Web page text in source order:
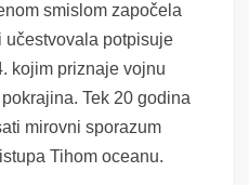
smislom započela
učestvovala potpisuje
kojim priznaje vojnu
Tek 20 godina
mirovni sporazum
Tihom oceanu.